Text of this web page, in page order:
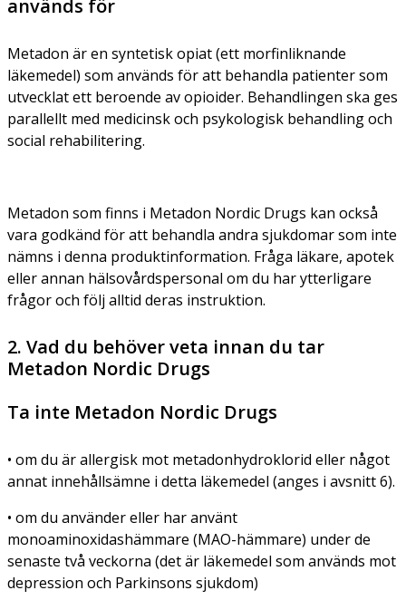
används för
Metadon är en syntetisk opiat (ett morfinliknande
läkemedel) som används för att behandla patienter som
utvecklat ett beroende av opioider. Behandlingen ska ges
parallellt med medicinsk och psykologisk behandling och
social rehabilitering.
Metadon som finns i Metadon Nordic Drugs kan också
vara godkänd för att behandla andra sjukdomar som inte
nämns i denna produktinformation. Fråga läkare, apotek
eller annan hälsovårdspersonal om du har ytterligare
frågor och följ alltid deras instruktion.
2. Vad du behöver veta innan du tar
Metadon Nordic Drugs
Ta inte Metadon Nordic Drugs
• om du är allergisk mot metadonhydroklorid eller något
annat innehållsämne i detta läkemedel (anges i avsnitt 6).
• om du använder eller har använt
monoaminoxidashämmare (MAO-hämmare) under de
senaste två veckorna (det är läkemedel som används mot
depression och Parkinsons sjukdom)